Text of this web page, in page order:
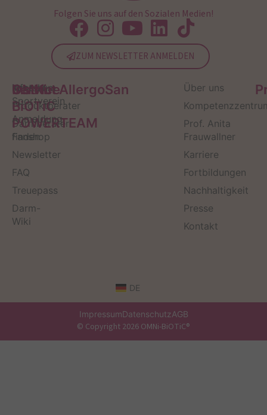
Folgen Sie uns auf den Sozialen Medien!
ZUM NEWSLETTER ANMELDEN
Service
Kontakt
Produktberater
Darmberater
finden
Newsletter
FAQ
Treuepass
Darm-
Wiki
OMNi-
BiOTiC
POWERTEAM
Infos zum
Sportverein
Anmeldung
Fanshop
Institut AllergoSan
Über uns
Prof. Anita
Frauwallner
Karriere
Fortbildungen
Nachhaltigkeit
Presse
Kontakt
DE
ImpressumDatenschutzAGB
© Copyright 2026 OMNi-BiOTiC®